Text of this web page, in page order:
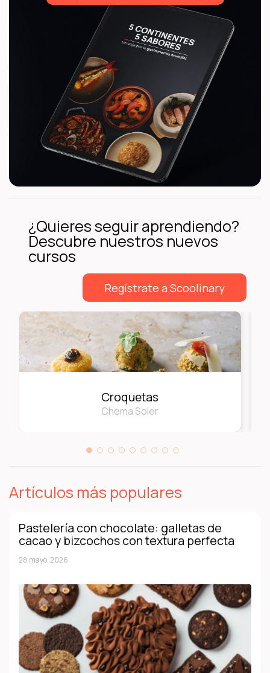
¿Quieres seguir aprendiendo?
Descubre nuestros nuevos
cursos
Regístrate a Scoolinary
Croquetas
Chema Soler
Artículos más populares
Pastelería con chocolate: galletas de
cacao y bizcochos con textura perfecta
28 mayo, 2026